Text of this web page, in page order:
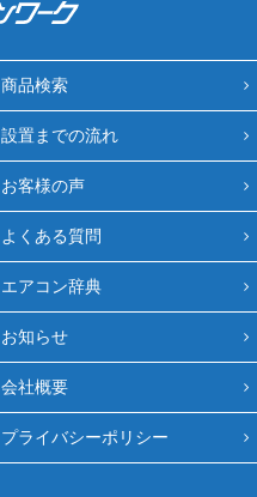
商品検索
設置までの流れ
お客様の声
よくある質問
エアコン辞典
お知らせ
会社概要
プライバシーポリシー